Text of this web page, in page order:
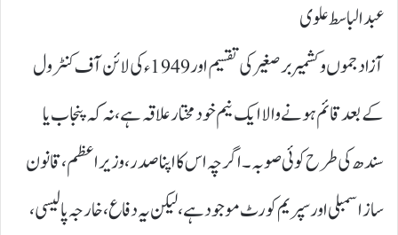
عبدالباسط علوی
آزاد جموں و کشمیر برصغیر کی تقسیم اور 1949ء کی لائن آف کنٹرول
کے بعد قائم ہونے والا ایک نیم خود مختار علاقہ ہے، نہ کہ پنجاب یا
سندھ کی طرح کوئی صوبہ۔ اگرچہ اس کا اپنا صدر، وزیر اعظم، قانون
ساز اسمبلی اور سپریم کورٹ موجود ہے، لیکن یہ دفاع، خارجہ پالیسی،